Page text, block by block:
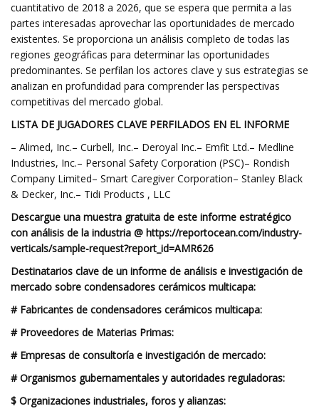
cuantitativo de 2018 a 2026, que se espera que permita a las
partes interesadas aprovechar las oportunidades de mercado
existentes. Se proporciona un análisis completo de todas las
regiones geográficas para determinar las oportunidades
predominantes. Se perfilan los actores clave y sus estrategias se
analizan en profundidad para comprender las perspectivas
competitivas del mercado global.
LISTA DE JUGADORES CLAVE PERFILADOS EN EL INFORME
– Alimed, Inc.– Curbell, Inc.– Deroyal Inc.– Emfit Ltd.– Medline
Industries, Inc.– Personal Safety Corporation (PSC)– Rondish
Company Limited– Smart Caregiver Corporation– Stanley Black
& Decker, Inc.– Tidi Products , LLC
Descargue una muestra gratuita de este informe estratégico
con análisis de la industria @ https://reportocean.com/industry-
verticals/sample-request?report_id=AMR626
Destinatarios clave de un informe de análisis e investigación de
mercado sobre condensadores cerámicos multicapa:
# Fabricantes de condensadores cerámicos multicapa:
# Proveedores de Materias Primas:
# Empresas de consultoría e investigación de mercado:
# Organismos gubernamentales y autoridades reguladoras:
$ Organizaciones industriales, foros y alianzas: